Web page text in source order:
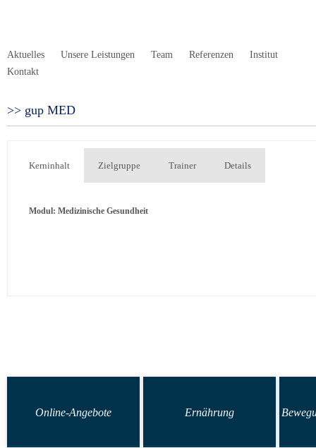
Aktuelles Unsere Leistungen Team Referenzen
Institut
Kontakt
gup MED
Kerninhalt Zielgruppe Trainer Details
Modul: Medizinische Gesundheit
Online-Angebote Ernährung